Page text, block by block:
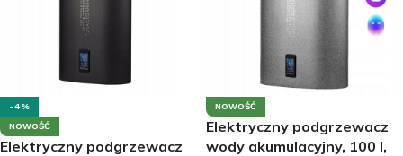
-4%
NOWOŚĆ
Elektryczny podgrzewacz
NOWOŚĆ
Elektryczny podgrzewacz
wody akumulacyjny, 100 l,